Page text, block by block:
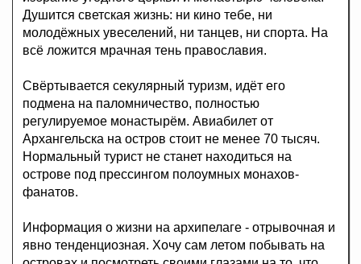
Душится светская жизнь: ни кино тебе, ни
молодёжных увеселений, ни танцев, ни спорта. На
всё ложится мрачная тень православия.
Свёртывается секулярный туризм, идёт его
подмена на паломничество, полностью
регулируемое монастырём. Авиабилет от
Архангельска на остров стоит не менее 70 тысяч.
Нормальный турист не станет находиться на
острове под прессингом полоумных монахов-
фанатов.
Информация о жизни на архипелаге - отрывочная и
явно тенденциозная. Хочу сам летом побывать на